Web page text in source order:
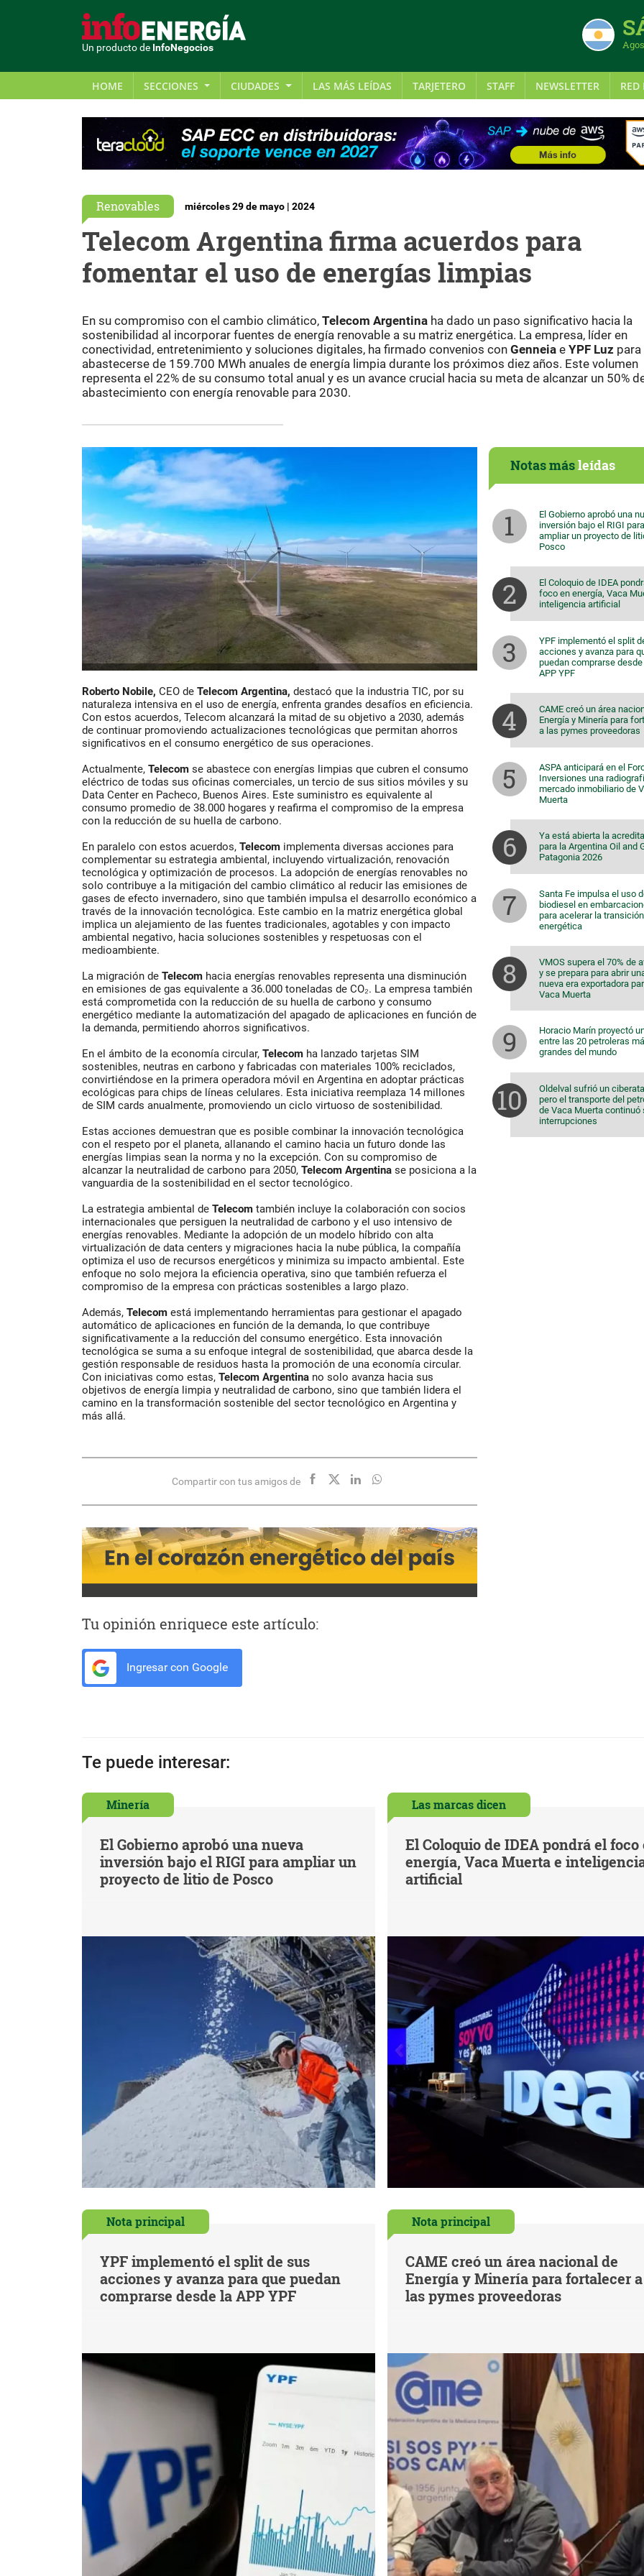
Un producto de InfoNegocios
HOME SECCIONES CIUDADES LAS MÁS LEÍDAS TARJETERO STAFF NEWSLETTER
Renovables miércoles 29 de mayo | 2024
Telecom Argentina firma acuerdos para
fomentar el uso de energías limpias
En su compromiso con el cambio climático, Telecom Argentina ha dado un paso significativo hacia la
sostenibilidad al incorporar fuentes de energía renovable a su matriz energética. La empresa, líder en
conectividad, entretenimiento y soluciones digitales, ha firmado convenios con Genneia e YPF Luz para
abastecerse de 159.700 MWh anuales de energía limpia durante los próximos diez años. Este volumen
representa el 22% de su consumo total anual y es un avance crucial hacia su meta de alcanzar un 50%
abastecimiento con energía renovable para 2030.
Roberto Nobile, CEO de Telecom Argentina, destacó que la industria TIC, por su
naturaleza intensiva en el uso de energía, enfrenta grandes desafíos en eficiencia.
Con estos acuerdos, Telecom alcanzará la mitad de su objetivo a 2030, además
de continuar promoviendo actualizaciones tecnológicas que permitan ahorros
significativos en el consumo energético de sus operaciones.
Actualmente, Telecom se abastece con energías limpias que cubren el consumo
eléctrico de todas sus oficinas comerciales, un tercio de sus sitios móviles y su
Data Center en Pacheco, Buenos Aires. Este suministro es equivalente al
consumo promedio de 38.000 hogares y reafirma el compromiso de la empresa
con la reducción de su huella de carbono.
En paralelo con estos acuerdos, Telecom implementa diversas acciones para
complementar su estrategia ambiental, incluyendo virtualización, renovación
tecnológica y optimización de procesos. La adopción de energías renovables no
solo contribuye a la mitigación del cambio climático al reducir las emisiones de
gases de efecto invernadero, sino que también impulsa el desarrollo económico a
través de la innovación tecnológica. Este cambio en la matriz energética global
implica un alejamiento de las fuentes tradicionales, agotables y con impacto
ambiental negativo, hacia soluciones sostenibles y respetuosas con el
medioambiente.
La migración de Telecom hacia energías renovables representa una disminución
en emisiones de gas equivalente a 36.000 toneladas de CO₂. La empresa también
está comprometida con la reducción de su huella de carbono y consumo
energético mediante la automatización del apagado de aplicaciones en función de
la demanda, permitiendo ahorros significativos.
En el ámbito de la economía circular, Telecom ha lanzado tarjetas SIM
sostenibles, neutras en carbono y fabricadas con materiales 100% reciclados,
convirtiéndose en la primera operadora móvil en Argentina en adoptar prácticas
ecológicas para chips de líneas celulares. Esta iniciativa reemplaza 14 millones
de SIM cards anualmente, promoviendo un ciclo virtuoso de sostenibilidad.
Estas acciones demuestran que es posible combinar la innovación tecnológica
con el respeto por el planeta, allanando el camino hacia un futuro donde las
energías limpias sean la norma y no la excepción. Con su compromiso de
alcanzar la neutralidad de carbono para 2050, Telecom Argentina se posiciona a la
vanguardia de la sostenibilidad en el sector tecnológico.
La estrategia ambiental de Telecom también incluye la colaboración con socios
internacionales que persiguen la neutralidad de carbono y el uso intensivo de
energías renovables. Mediante la adopción de un modelo híbrido con alta
virtualización de data centers y migraciones hacia la nube pública, la compañía
optimiza el uso de recursos energéticos y minimiza su impacto ambiental. Este
enfoque no solo mejora la eficiencia operativa, sino que también refuerza el
compromiso de la empresa con prácticas sostenibles a largo plazo.
Además, Telecom está implementando herramientas para gestionar el apagado
automático de aplicaciones en función de la demanda, lo que contribuye
significativamente a la reducción del consumo energético. Esta innovación
tecnológica se suma a su enfoque integral de sostenibilidad, que abarca desde la
gestión responsable de residuos hasta la promoción de una economía circular.
Con iniciativas como estas, Telecom Argentina no solo avanza hacia sus
objetivos de energía limpia y neutralidad de carbono, sino que también lidera el
camino en la transformación sostenible del sector tecnológico en Argentina y
más allá.
Compartir con tus amigos de
Tu opinión enriquece este artículo:
Ingresar con Google
Notas másleídas
El Gobierno aprobó una
inversión bajo el RIGI para
ampliar un proyecto de
Posco
El Coloquio de IDEA
foco en energía, Vaca
inteligencia artificial
YPF implementó el split
acciones y avanza para
puedan comprarse desde
APP YPF
CAME creó un área
Energía y Minería para
a las pymes proveedoras
ASPA anticipará en el
Inversiones una
mercado inmobiliario de
Muerta
Ya está abierta la
para la Argentina Oil and
Patagonia 2026
Santa Fe impulsa el uso
biodiesel en
para acelerar la transición
energética
VMOS supera el 70% de
y se prepara para abrir
nueva era exportadora
Vaca Muerta
Horacio Marín proyectó
entre las 20 petroleras
grandes del mundo
Oldelval sufrió un
pero el transporte del
de Vaca Muerta continuó
interrupciones
Te puede interesar:
Minería
El Gobierno aprobó una nueva
inversión bajo el RIGI para ampliar un
proyecto de litio de Posco
Las marcas dicen
El Coloquio de IDEA pondrá el foco
energía, Vaca Muerta e
artificial
Nota principal
YPF implementó el split de sus
acciones y avanza para que puedan
comprarse desde la APP YPF
Nota principal
CAME creó un área nacional de
Energía y Minería para fortalecer a
las pymes proveedoras